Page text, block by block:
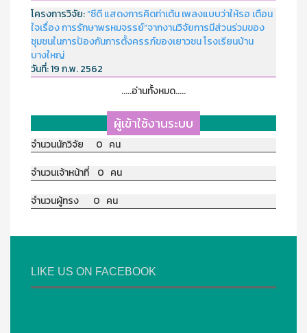
โครงการวิจัย:“ซีดี แสดงการคิดท่าเต้น เพลงแบบว่าให้รอ เตือน
ใจเรื่อง การรักษาพรหมจรรย์”จากงานวิจัยการมีส่วนร่วมของ
ชุมชนในการป้องกันการตั้งครรภ์ของเยาวชน โรงเรียนบ้าน
บางใหญ่
วันที่:19 ก.พ. 2562
.....อ่านทั้งหมด.....
ผู้เข้าใช้งานระบบ
จำนวนนักวิจัย 0 คน
จำนวนเจ้าหน้าที่ 0 คน
จำนวนผู้ทรง 0 คน
LIKE US ON FACEBOOK